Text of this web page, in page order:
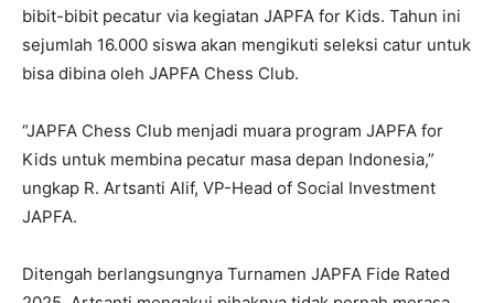
bibit-bibit pecatur via kegiatan JAPFA for Kids. Tahun ini
sejumlah 16.000 siswa akan mengikuti seleksi catur untuk
bisa dibina oleh JAPFA Chess Club.
“JAPFA Chess Club menjadi muara program JAPFA for
Kids untuk membina pecatur masa depan Indonesia,”
ungkap R. Artsanti Alif, VP-Head of Social Investment
JAPFA.
Ditengah berlangsungnya Turnamen JAPFA Fide Rated